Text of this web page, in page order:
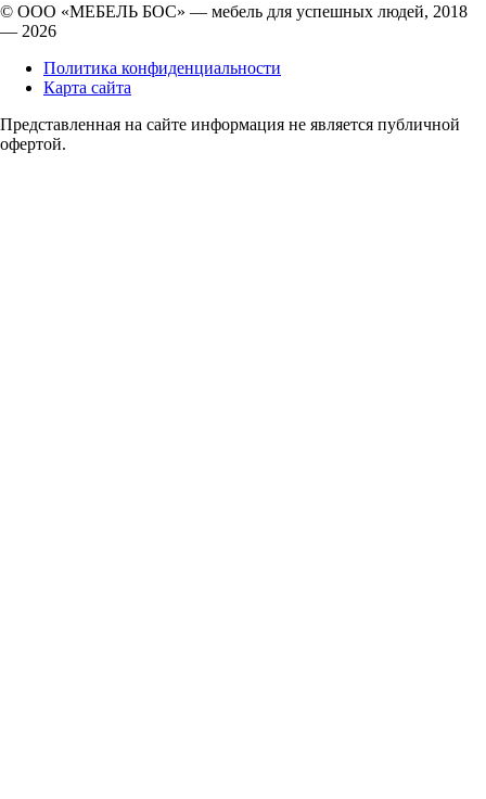
© ООО «МЕБЕЛЬ БОС» — мебель для успешных людей, 2018
— 2026
Политика конфиденциальности
Карта сайта
Представленная на сайте информация не является публичной
офертой.